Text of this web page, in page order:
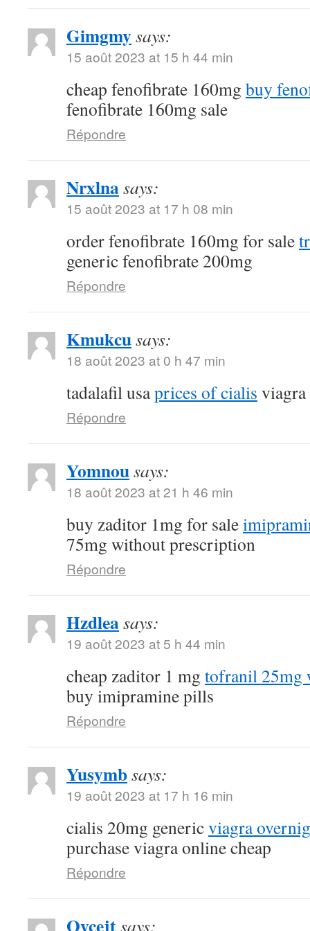
Gimgmysays:
15 août 2023 at 15 h 44 min
cheap fenofibrate 160mg buy
fenofibrate 160mg sale
Répondre
Nrxlnasays:
15 août 2023 at 17 h 08 min
order fenofibrate 160mg for sale
generic fenofibrate 200mg
Répondre
Kmukcusays:
18 août 2023 at 0 h 47 min
tadalafil usaprices of cialis
Répondre
Yomnousays:
18 août 2023 at 21 h 46 min
buy zaditor 1mg for sale
75mg without prescription
Répondre
Hzdleasays:
19 août 2023 at 5 h 44 min
cheap zaditor 1 mg tofranil 25mg
buy imipramine pills
Répondre
Yusymbsays:
19 août 2023 at 17 h 16 min
cialis 20mg genericviagra
purchase viagra online cheap
Répondre
Oycejtsays: